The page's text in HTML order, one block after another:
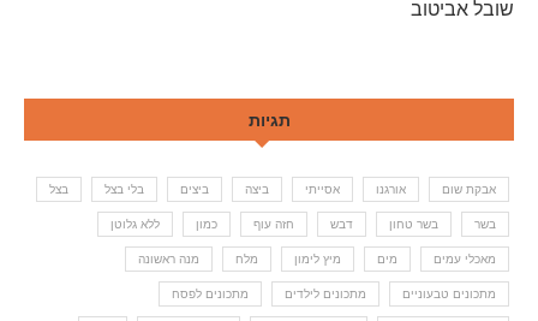
שובל אביטוב
תגיות
אבקת שום אורגנו אסייתי ביצה ביצים בלי בצל בצל
בשר בשר טחון דבש חזה עוף כמון ללא גלוטן
מאכלי עמים מים מיץ לימון מלח מנה ראשונה
מתכונים טבעוניים מתכונים לילדים מתכונים לפסח